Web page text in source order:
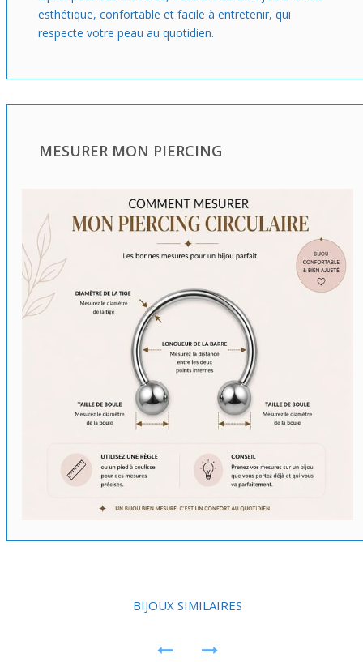
esthétique, confortable et facile à entretenir, qui
respecte votre peau au quotidien.
MESURER MON PIERCING
BIJOUX SIMILAIRES